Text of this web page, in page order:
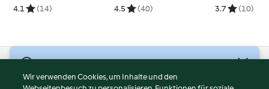
4.1 (14) 4.5 (40) 3.7 (10)
Wir verwenden Cookies, um Inhalte und den